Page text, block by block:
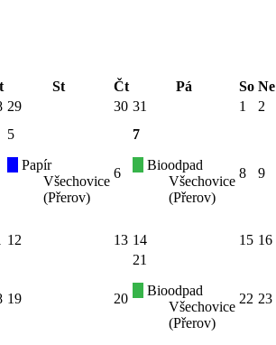
St Čt Pá So Ne
29 30 31 1
2
5
Papír
Všechovice
(Přerov)
6
7
Bioodpad
Všechovice
(Přerov)
8 9
12 13 14 15 16
19 20
21
Bioodpad
Všechovice
(Přerov)
22 23